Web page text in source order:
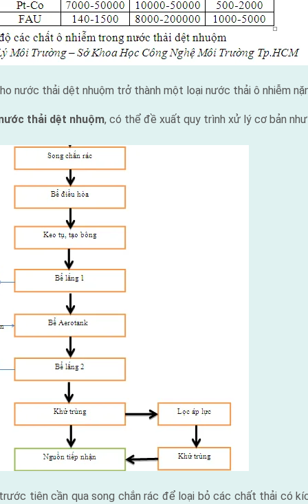
nước thải dệt nhuộm trở thành một loại nước thải ô nhiễm
thải dệt nhuộm, có thể đề xuất quy trình xử lý cơ bản như
tiên cần qua song chắn rác để loại bỏ các chất thải có